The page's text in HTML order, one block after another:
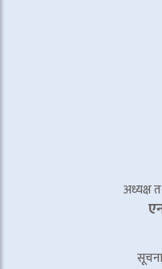
अध्यक्ष